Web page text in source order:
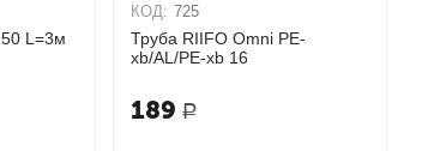
L=3м
КОД: 725
Труба RIIFO Omni PE-
xb/AL/PE-xb 16
189 Р